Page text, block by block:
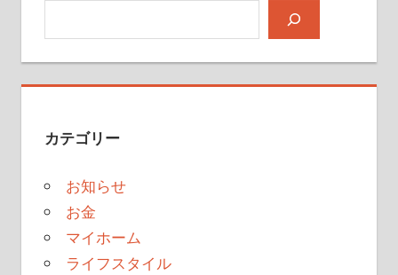
カテゴリー
お知らせ
お金
マイホーム
ライフスタイル